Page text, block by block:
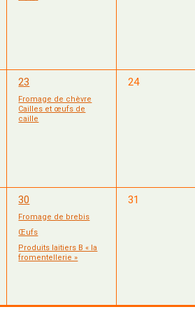
1
évènement,
23
Fromage de chèvre
Cailles et œufs de
caille
0
24
3
évènements,
30
Fromage de brebis
Œufs
Produits laitiers B « la
fromentellerie »
0
31